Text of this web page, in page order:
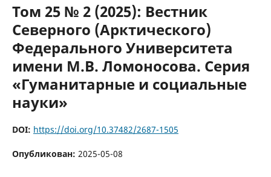
Том 25 № 2 (2025): Вестник
Северного (Арктического)
Федерального Университета
имени М.В. Ломоносова. Серия
«Гуманитарные и социальные
науки»
DOI: https://doi.org/10.37482/2687-1505
Опубликован: 2025-05-08